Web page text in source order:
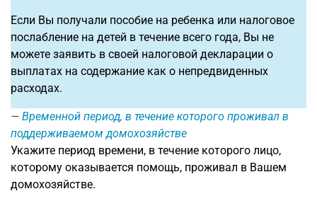
Если Вы получали пособие на ребенка или налоговое
послабление на детей в течение всего года, Вы не
можете заявить в своей налоговой декларации о
выплатах на содержание как о непредвиденных
расходах.
Временной период, в течение которого проживал в
поддерживаемом домохозяйстве
Укажите период времени, в течение которого лицо,
которому оказывается помощь, проживал в Вашем
домохозяйстве.